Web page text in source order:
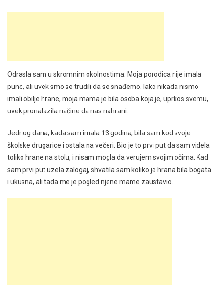
Odrasla sam u skromnim okolnostima. Moja porodica nije imala
puno, ali uvek smo se trudili da se snađemo. Iako nikada nismo
imali obilje hrane, moja mama je bila osoba koja je, uprkos svemu,
uvek pronalazila načine da nas nahrani.
Jednog dana, kada sam imala 13 godina, bila sam kod svoje
školske drugarice i ostala na večeri. Bio je to prvi put da sam videla
toliko hrane na stolu, i nisam mogla da verujem svojim očima. Kad
sam prvi put uzela zalogaj, shvatila sam koliko je hrana bila bogata
i ukusna, ali tada me je pogled njene mame zaustavio.